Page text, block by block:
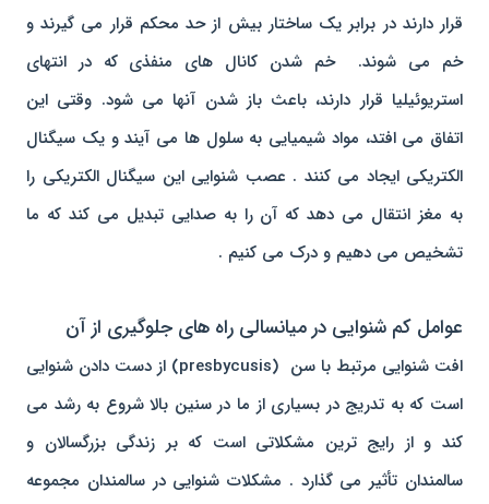
قرار دارند در برابر یک ساختار بیش از حد محکم قرار می گیرند و
خم می شوند. خم شدن کانال های منفذی که در انتهای
استریوئیلیا قرار دارند، باعث باز شدن آنها می شود. وقتی این
اتفاق می افتد، مواد شیمیایی به سلول ها می آیند و یک سیگنال
الکتریکی ایجاد می کنند . عصب شنوایی این سیگنال الکتریکی را
به مغز انتقال می دهد که آن را به صدایی تبدیل می کند که ما
تشخیص می دهیم و درک می کنیم .
عوامل کم شنوایی در میانسالی راه های جلوگیری از آن
افت شنوایی مرتبط با سن (presbycusis) از دست دادن شنوایی
است که به تدریج در بسیاری از ما در سنین بالا شروع به رشد می
کند و از رایج ترین مشکلاتی است که بر زندگی بزرگسالان و
سالمندان تأثیر می گذارد . مشکلات شنوایی در سالمندان مجموعه